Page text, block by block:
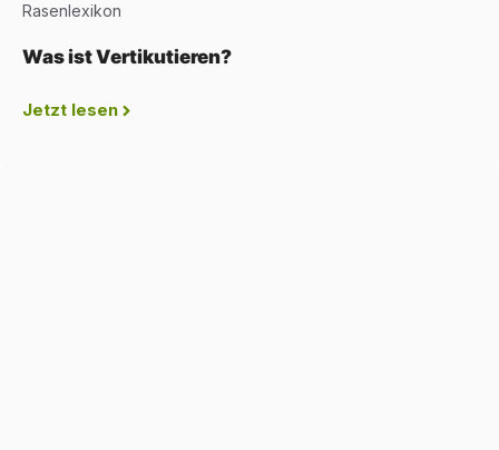
Rasenlexikon
Was ist Vertikutieren?
Jetzt lesen